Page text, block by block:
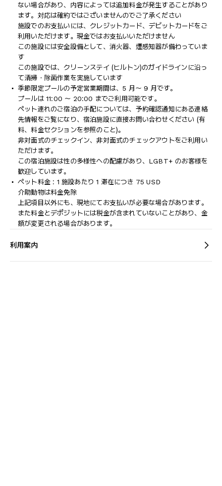
ない場合があり、内容によっては追加料金が発生することがあり
ます。対応は確約ではございませんのでご了承ください
施設でのお支払いには、クレジットカード、デビットカードをご
利用いただけます。現金ではお支払いいただけません
この施設には安全設備として、消火器、煙感知器が備わっていま
す
この施設では、クリーンステイ (ヒルトン)のガイドラインに沿っ
て清掃・除菌作業を実施しています
季節限定プールの予定営業期間は、5 月～ 9 月です。
プールは 11:00 ～ 20:00 までご利用可能です。
ペット連れのご宿泊の手配については、予約確認通知にある連絡
先情報をご覧になり、宿泊施設に直接お問い合わせください (有
料、料金セクションを参照のこと)。
非対面式のチェックイン、非対面式のチェックアウトをご利用い
ただけます。
この宿泊施設は性の多様性への配慮があり、LGBT+ のお客様を
歓迎しています。
ペット料金 : 1 施設あたり 1 滞在につき 75 USD
介助動物は料金免除
上記項目以外にも、現地にてお支払いが必要な場合があります。
また料金とデポジットには税金が含まれていないことがあり、金
額が変更される場合があります。
利用案内